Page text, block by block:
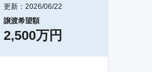
更新：2026/06/22
譲渡希望額
2,500万円